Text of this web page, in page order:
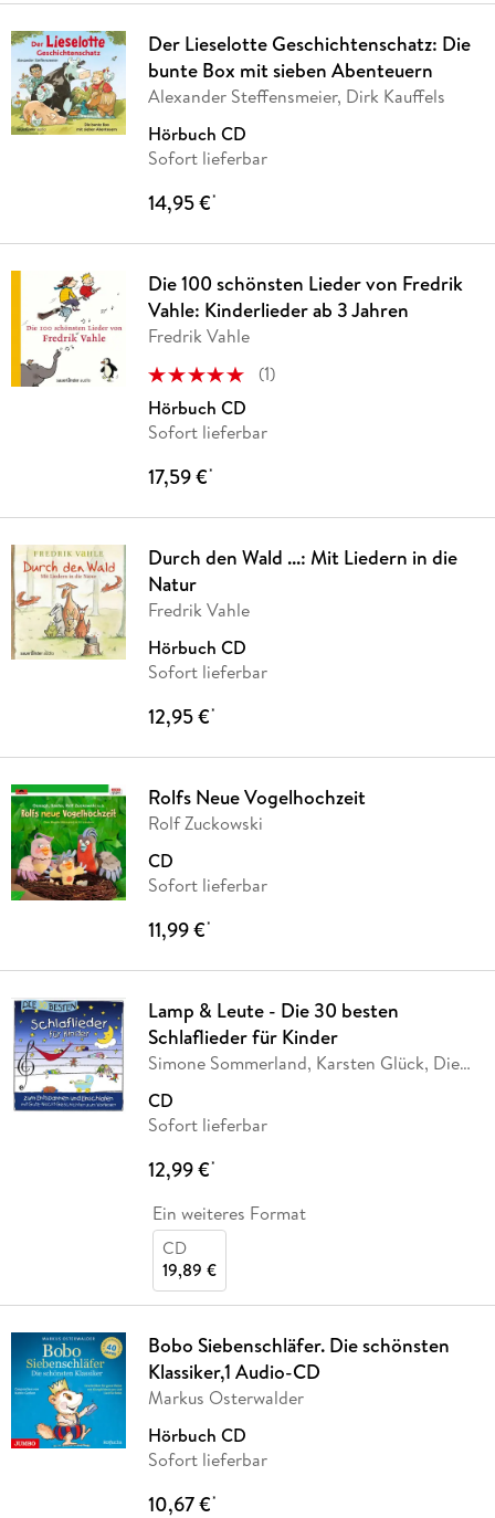
Der Lieselotte Geschichtenschatz: Die
bunte Box mit sieben Abenteuern
Alexander Steffensmeier, Dirk Kauffels
Hörbuch CD
Sofort lieferbar
14,95 €*
Die 100 schönsten Lieder von Fredrik
Vahle: Kinderlieder ab 3 Jahren
Fredrik Vahle
(1)
Hörbuch CD
Sofort lieferbar
17,59 €*
Durch den Wald ...: Mit Liedern in die
Natur
Fredrik Vahle
Hörbuch CD
Sofort lieferbar
12,95 €*
Rolfs Neue Vogelhochzeit
Rolf Zuckowski
CD
Sofort lieferbar
11,99 €*
Lamp & Leute - Die 30 besten
Schlaflieder für Kinder
Simone Sommerland, Karsten Glück, Die
CD
Sofort lieferbar
12,99 €*
Ein weiteres Format
CD
19,89 €
Bobo Siebenschläfer. Die schönsten
Klassiker,1 Audio-CD
Markus Osterwalder
Hörbuch CD
Sofort lieferbar
10,67 €*